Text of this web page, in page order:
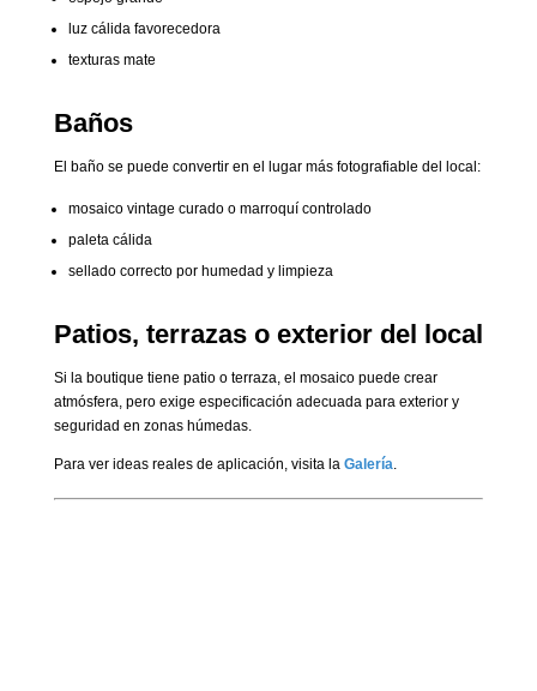
luz cálida favorecedora
texturas mate
Baños
El baño se puede convertir en el lugar más fotografiable del local:
mosaico vintage curado o marroquí controlado
paleta cálida
sellado correcto por humedad y limpieza
Patios, terrazas o exterior del local
Si la boutique tiene patio o terraza, el mosaico puede crear
atmósfera, pero exige especificación adecuada para exterior y
seguridad en zonas húmedas.
Para ver ideas reales de aplicación, visita la Galería